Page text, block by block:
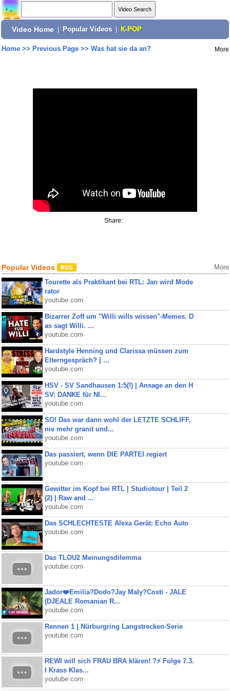
Video Home Popular Videos K-POP
Home>> Previous Page>> Was hat sie da an? More
Share:
Popular Videos More
Tourette als Praktikant bei RTL: Jan wird Mode
rator
youtube.com
Bizarrer Zoff um "Willi wills wissen"-Memes. D
as sagt Willi. ...
youtube.com
Hardstyle Henning und Clarissa müssen zum
Elterngespräch? | ...
youtube.com
HSV - SV Sandhausen 1:5(!) | Ansage an den H
SV: DANKE für NI...
youtube.com
SO! Das war dann wohl der LETZTE SCHLIFF,
nie mehr granit und...
youtube.com
Das passiert, wenn DIE PARTEI regiert
youtube.com
Gewitter im Kopf bei RTL | Studiotour | Teil 2
(2) | Raw and ...
youtube.com
Das SCHLECHTESTE Alexa Gerät: Echo Auto
youtube.com
Das TLOU2 Meinungsdilemma
youtube.com
Jador❤️Emilia?Dodo?Jay Maly?Costi - JALE
(DJEALE Romanian R...
youtube.com
Rennen 1 | Nürburgring Langstrecken-Serie
youtube.com
REWI will sich FRAU BRA klären! ?⚡️ Folge 7.3.
I Krass Klas...
youtube.com